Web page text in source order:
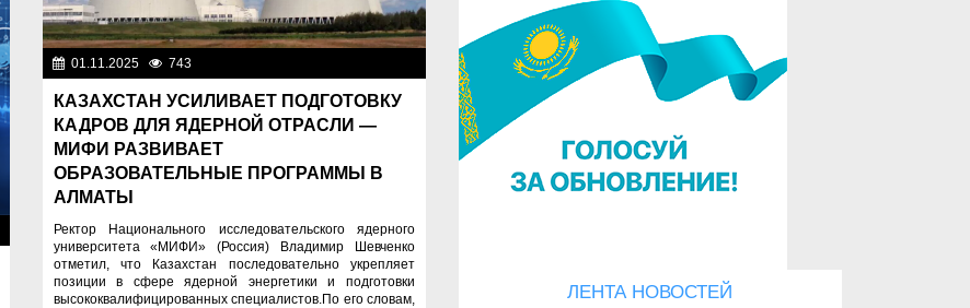
01.11.2025 743
КАЗАХСТАН УСИЛИВАЕТ ПОДГОТОВКУ
КАДРОВ ДЛЯ ЯДЕРНОЙ ОТРАСЛИ —
МИФИ РАЗВИВАЕТ
ОБРАЗОВАТЕЛЬНЫЕ ПРОГРАММЫ В
АЛМАТЫ
Ректор Национального исследовательского ядерного
университета «МИФИ» (Россия) Владимир Шевченко
отметил, что Казахстан последовательно укрепляет
позиции в сфере ядерной энергетики и подготовки
высококвалифицированных специалистов.По его словам,
ЛЕНТА НОВОСТЕЙ